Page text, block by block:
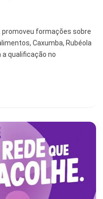
formações sobre
Caxumba, Rubéola
qualificação no